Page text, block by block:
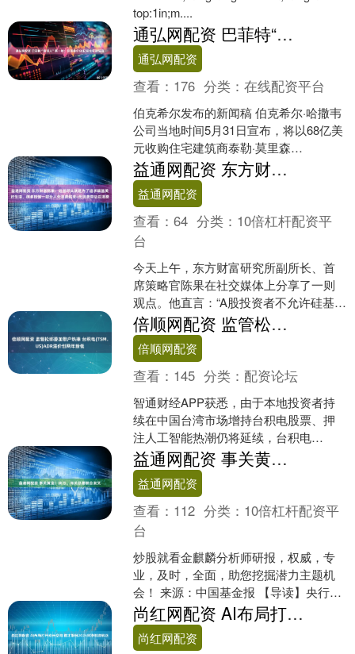
top:1in;m....
通弘网配资 巴菲特“接班人”第一枪：伯克希尔68亿买住宅建筑商
通弘网配资
查看： 176 分类：在线配资平台
伯克希尔发布的新闻稿 伯克希尔·哈撒韦
公司当地时间5月31日宣布，将以68亿美
元收购住宅建筑商泰勒·莫里森
（TMHC），这是沃伦·巴菲特于2025年
12月31日....
益通网配资 东方财富陈果：硅基尽头就是为了追求碳基美好生活，很多时候一部分人先消费起来=先消费带动后消费
益通网配资
查看：64 分类： 10倍杠杆配资平
台
今天上午，东方财富研究所副所长、首
席策略官陈果在社交媒体上分享了一则
观点。他直言：“A股投资者不允许硅基股
东减持不符合逻辑，毕竟本来一切硅基
的尽头就是为了追求碳....
倍顺网配资 监管松绑叠加散户热捧 台积电(TSM.US)ADR溢价创两年新低
倍顺网配资
查看： 145 分类：配资论坛
智通财经APP获悉，由于本地投资者持
续在中国台湾市场增持台积电股票、押
注人工智能热潮仍将延续，台积电
(TSM.US)美股相对台股的溢价跌至两年
低位。Bloomb....
益通网配资 事关黄金！央行、海关总署联合发文
益通网配资
查看： 112 分类： 10倍杠杆配资平
台
炒股就看金麒麟分析师研报，权威，专
业，及时，全面，助您挖掘潜力主题机
会！ 来源：中国基金报 【导读】央行、
海关总署决定进一步优化黄金及黄金制
品进出口准许证“非一....
尚红网配资 AI布局打开成长空间 德才股份2025年净利润转正
尚红网配资